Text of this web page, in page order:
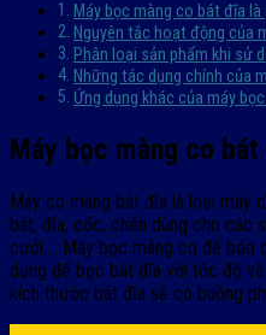
Máy bọc màng co bát đĩa là
Nguyên tắc hoạt động của
Phân loại sản phẩm khi sử
Những tác dụng chính của
Ứng dụng khác của máy
Máy bọc màng co
Máy co màng bát đĩa là loại máy
bát, đĩa, cốc, chén dùng cho các
cưới,… Máy bọc màng co để bảo
dụng để bọc bát đĩa với tốc độ
kích thước bát đĩa sẽ có buồng